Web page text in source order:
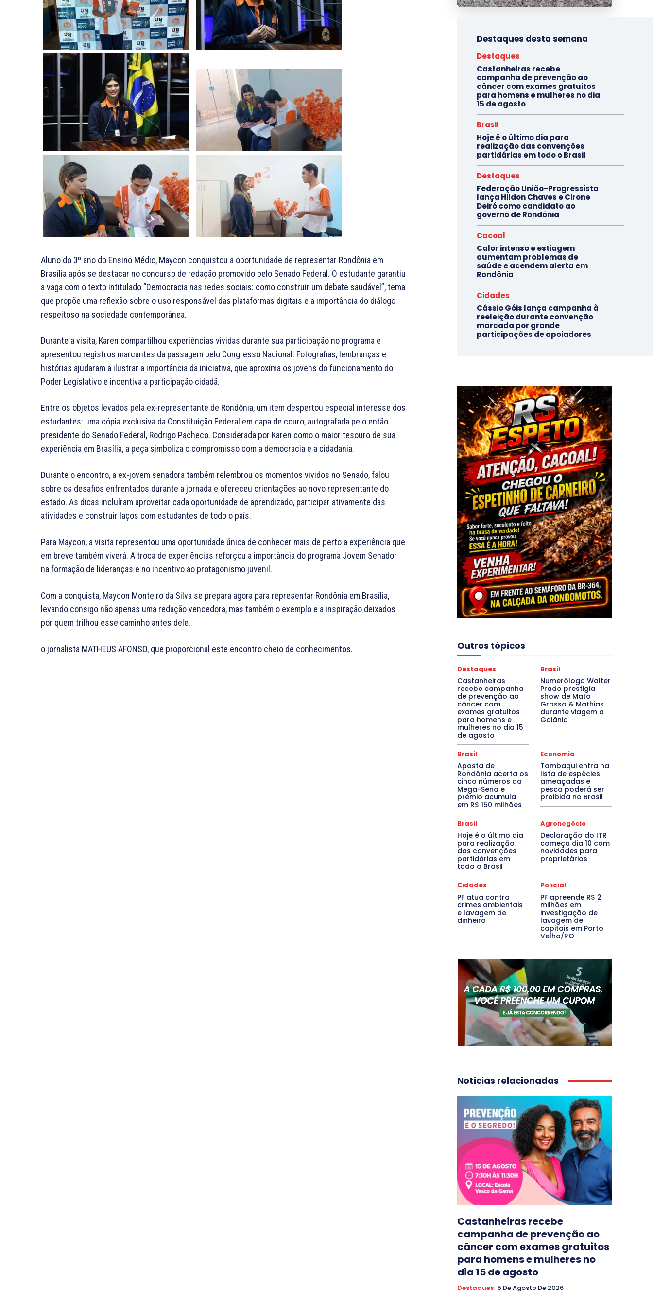
Aluno do 3º ano do Ensino Médio, Maycon conquistou a oportunidade de representar Rondônia em
Brasília após se destacar no concurso de redação promovido pelo Senado Federal. O estudante garantiu
a vaga com o texto intitulado “Democracia nas redes sociais: como construir um debate saudável”, tema
que propõe uma reflexão sobre o uso responsável das plataformas digitais e a importância do diálogo
respeitoso na sociedade contemporânea.
Durante a visita, Karen compartilhou experiências vividas durante sua participação no programa e
apresentou registros marcantes da passagem pelo Congresso Nacional. Fotografias, lembranças e
histórias ajudaram a ilustrar a importância da iniciativa, que aproxima os jovens do funcionamento do
Poder Legislativo e incentiva a participação cidadã.
Entre os objetos levados pela ex-representante de Rondônia, um item despertou especial interesse dos
estudantes: uma cópia exclusiva da Constituição Federal em capa de couro, autografada pelo então
presidente do Senado Federal, Rodrigo Pacheco. Considerada por Karen como o maior tesouro de sua
experiência em Brasília, a peça simboliza o compromisso com a democracia e a cidadania.
Durante o encontro, a ex-jovem senadora também relembrou os momentos vividos no Senado, falou
sobre os desafios enfrentados durante a jornada e ofereceu orientações ao novo representante do
estado. As dicas incluíram aproveitar cada oportunidade de aprendizado, participar ativamente das
atividades e construir laços com estudantes de todo o país.
Para Maycon, a visita representou uma oportunidade única de conhecer mais de perto a experiência que
em breve também viverá. A troca de experiências reforçou a importância do programa Jovem Senador
na formação de lideranças e no incentivo ao protagonismo juvenil.
Com a conquista, Maycon Monteiro da Silva se prepara agora para representar Rondônia em Brasília,
levando consigo não apenas uma redação vencedora, mas também o exemplo e a inspiração deixados
por quem trilhou esse caminho antes dele.
o jornalista MATHEUS AFONSO, que proporcional este encontro cheio de conhecimentos.
Destaques desta semana
Destaques
Castanheiras recebe
campanha de prevenção ao
câncer com exames gratuitos
para homens e mulheres no dia
15 de agosto
Brasil
Hoje é o último dia para
realização das convenções
partidárias em todo o Brasil
Destaques
Federação União-Progressista
lança Hildon Chaves e Cirone
Deiró como candidato ao
governo de Rondônia
Cacoal
Calor intenso e estiagem
aumentam problemas de
saúde e acendem alerta em
Rondônia
Cidades
Cássio Góis lança campanha à
reeleição durante convenção
marcada por grande
participações de apoiadores
Outros tópicos
Destaques
Castanheiras
recebe campanha
de prevenção ao
câncer com
exames gratuitos
para homens e
mulheres no dia 15
de agosto
Brasil
Numerólogo Walter
Prado prestigia
show de Mato
Grosso & Mathias
durante viagem a
Goiânia
Brasil
Aposta de
Rondônia acerta os
cinco números da
Mega-Sena e
prêmio acumula
em R$ 150 milhões
Economia
Tambaqui entra na
lista de espécies
ameaçadas e
pesca poderá ser
proibida no Brasil
Brasil
Hoje é o último dia
para realização
das convenções
partidárias em
todo o Brasil
Agronegócio
Declaração do ITR
começa dia 10 com
novidades para
proprietários
Cidades
PF atua contra
crimes ambientais
e lavagem de
dinheiro
Policial
PF apreende R$ 2
milhões em
investigação de
lavagem de
capitais em Porto
Velho/RO
Notícias relacionadas
Castanheiras recebe
campanha de prevenção ao
câncer com exames gratuitos
para homens e mulheres no
dia 15 de agosto
Destaques 5 De Agosto De 2026